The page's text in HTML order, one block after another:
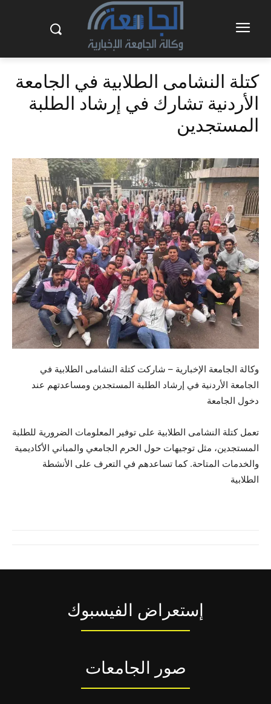
كتلة النشامى الطلابية في الجامعة
الأردنية تشارك في إرشاد الطلبة
المستجدين
وكالة الجامعة الإخبارية – شاركت كتلة النشامى الطلابية في
الجامعة الأردنية في إرشاد الطلبة المستجدين ومساعدتهم عند
دخول الجامعة
تعمل كتلة النشامى الطلابية على توفير المعلومات الضرورية للطلبة
المستجدين، مثل توجيهات حول الحرم الجامعي والمباني الأكاديمية
والخدمات المتاحة. كما تساعدهم في التعرف على الأنشطة
الطلابية
إستعراض الفيسبوك
صور الجامعات